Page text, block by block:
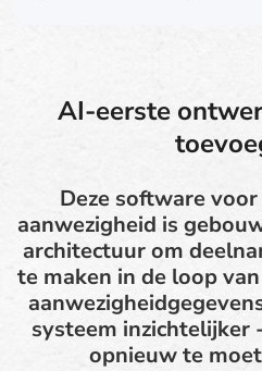
AI-eerste
Deze software
aanwezigheid is
architectuur om
te maken in de loop
systeem
opnieuw te